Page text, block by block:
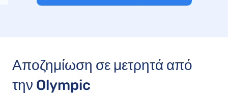
Αποζημίωση σε μετρητά από
την Olympic